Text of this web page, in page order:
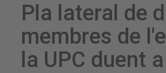
Pla lateral de
membres de
la UPC duent